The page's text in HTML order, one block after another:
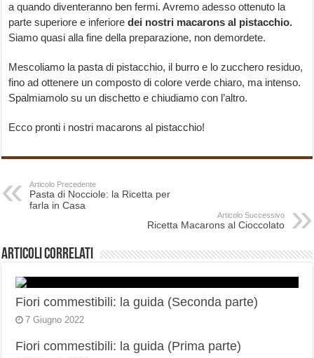
a quando diventeranno ben fermi. Avremo adesso ottenuto la
parte superiore e inferioredei nostri macarons al pistacchio.
Siamo quasi alla fine della preparazione, non demordete.
Mescoliamo la pasta di pistacchio, il burro e lo zucchero residuo,
fino ad ottenere un composto di colore verde chiaro, ma intenso.
Spalmiamolo su un dischetto e chiudiamo con l’altro.
Ecco pronti i nostri macarons al pistacchio!
Articolo Precedente
Pasta di Nocciole: la Ricetta per
farla in Casa
Articolo Successivo
Ricetta Macarons al Cioccolato
Articoli correlati
Fiori commestibili: la guida (Seconda parte)
7 Giugno 2022
Fiori commestibili: la guida (Prima parte)